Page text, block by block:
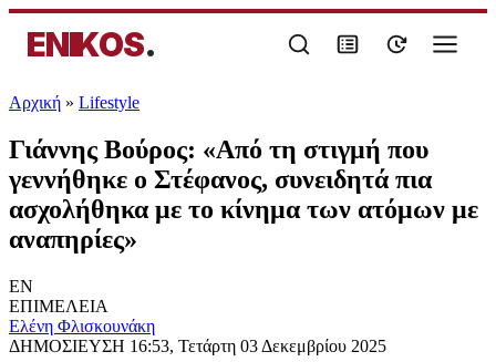
ENIKOS.
Αρχική » Lifestyle
Γιάννης Βούρος: «Από τη στιγμή που
γεννήθηκε ο Στέφανος, συνειδητά πια
ασχολήθηκα με το κίνημα των ατόμων με
αναπηρίες»
EN
ΕΠΙΜΕΛΕΙΑ
Ελένη Φλισκουνάκη
ΔΗΜΟΣΙΕΥΣΗ 16:53, Τετάρτη 03 Δεκεμβρίου 2025